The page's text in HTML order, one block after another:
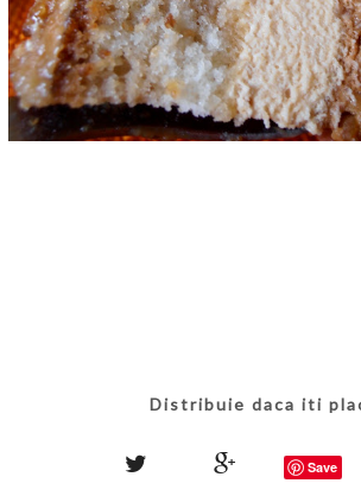
Distribuie daca iti
Save